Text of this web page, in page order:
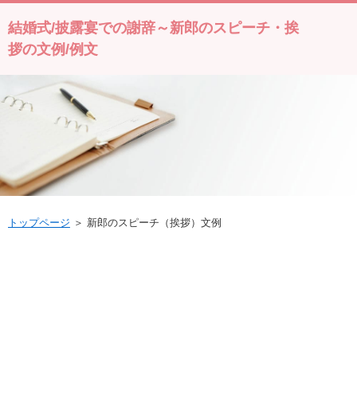
結婚式/披露宴での謝辞～新郎のスピーチ・挨
拶の文例/例文
トップページ ＞ 新郎のスピーチ（挨拶）文例